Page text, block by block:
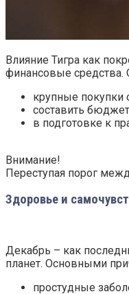
Влияние Тигра как
финансовые
крупные покупки
составить
в подготовке к
Внимание!
Переступая порог
Здоровье и
Декабрь – как
планет. Основными
простудные